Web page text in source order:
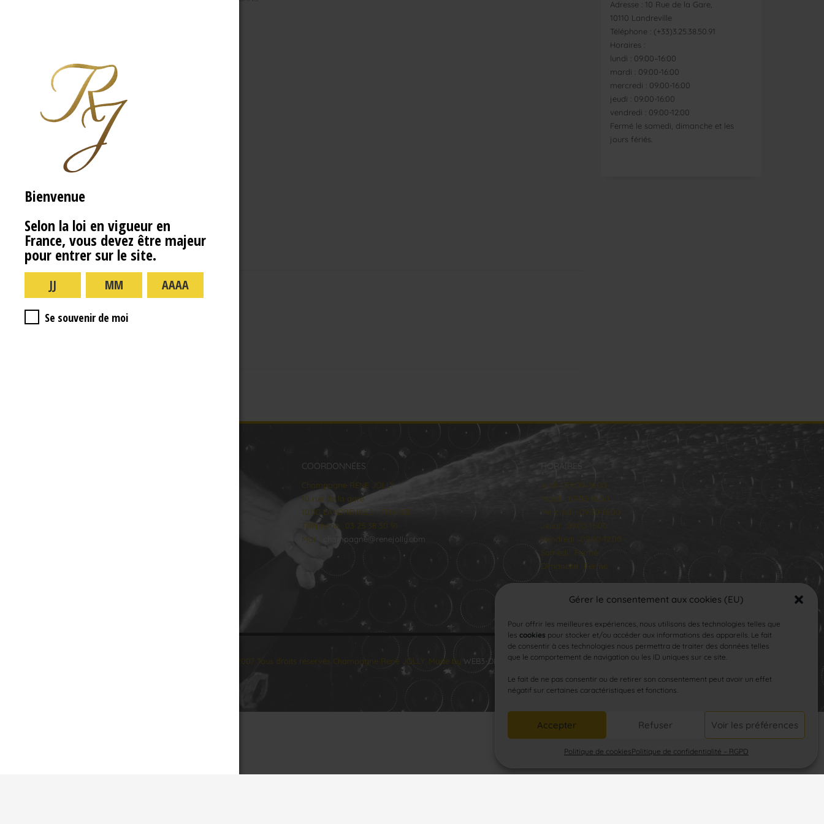
Gérer le consentement aux cookies (EU)
Pour offrir les meilleures expériences, nous utilisons des technologies telles que
les cookies pour stocker et/ou accéder aux informations des appareils. Le fait
de consentir à ces technologies nous permettra de traiter des données telles
que le comportement de navigation ou les ID uniques sur ce site.
Le fait de ne pas consentir ou de retirer son consentement peut avoir un effet
négatif sur certaines caractéristiques et fonctions.
Accepter Refuser Voir les préférences
Politique de cookiesPolitique de confidentialité – RGPD
Adresse : 10 Rue de la Gare,
10110 Landreville
Téléphone : (+33)3.25.38.50.91
Horaires :
lundi : 09:00–16:00
mardi : 09:00-16:00
mercredi : 09:00-16:00
jeudi : 09:00-16:00
vendredi : 09:00-12:00
Fermé le samedi, dimanche et les
jours fériés.
COORDONNÉES
Champagne RENE JOLLY
10 rue de la gare
10110 LANDREVILLE - FRANCE
Téléphone : 03 25 38 50 91
Mail :
champagne@renejolly.com
HORAIRES
lundi : 09:00–16:00
Mardi : 09:00-16:00
Mercredi : 09:00-16:00
Jeudi : 09:00-16:00
Vendredi : 09:00-12:00
Samedi : Fermé
Dimanche : Fermé
© 2007 Tous droits réservés Champagne René JOLLY. Made by WEB3-DESIGN.
Bienvenue
Selon la loi en vigueur en
France, vous devez être majeur
pour entrer sur le site.
Se souvenir de moi